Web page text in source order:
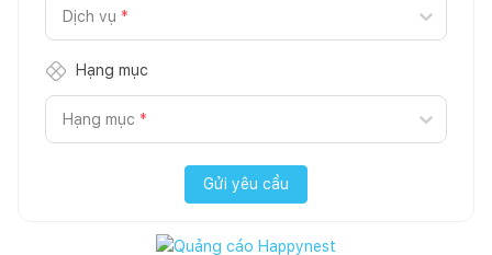
Dịch vụ *
Hạng mục
Hạng mục *
Gửi yêu cầu